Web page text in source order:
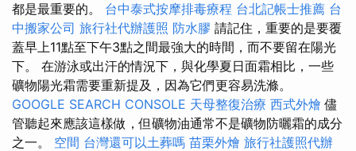
都是最重要的。 台中泰式按摩排毒療程 台北記帳士推薦 台
中搬家公司 旅行社代辦護照 防水膠 請記住，重要的是要覆
蓋早上11點至下午3點之間最強大的時間，而不要留在陽光
下。 在游泳或出汗的情況下，與化學夏日面霜相比，一些
礦物陽光霜需要重新提及，因為它們更容易洗滌。
GOOGLE SEARCH CONSOLE 天母整復治療 西式外燴 儘
管聽起來應該這樣做，但礦物油通常不是礦物防曬霜的成分
之一。 空間 台灣還可以土葬嗎 苗栗外燴 旅行社護照代辦